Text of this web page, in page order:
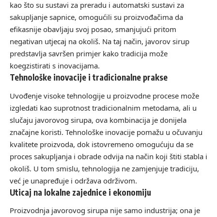
kao što su sustavi za preradu i automatski sustavi za
sakupljanje sapnice, omogućili su proizvođačima da
efikasnije obavljaju svoj posao, smanjujući pritom
negativan utjecaj na okoliš. Na taj način, javorov sirup
predstavlja savršen primjer kako tradicija može
koegzistirati s inovacijama.
Tehnološke inovacije i tradicionalne prakse
Uvođenje visoke tehnologije u proizvodne procese može
izgledati kao suprotnost tradicionalnim metodama, ali u
slučaju javorovog sirupa, ova kombinacija je donijela
značajne koristi. Tehnološke inovacije pomažu u očuvanju
kvalitete proizvoda, dok istovremeno omogućuju da se
proces sakupljanja i obrade odvija na način koji štiti stabla i
okoliš. U tom smislu, tehnologija ne zamjenjuje tradiciju,
već je unapređuje i održava održivom.
Uticaj na lokalne zajednice i ekonomiju
Proizvodnja javorovog sirupa nije samo industrija; ona je